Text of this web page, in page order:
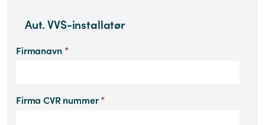
Aut. VVS-installatør
Firmanavn *
Firma CVR nummer*